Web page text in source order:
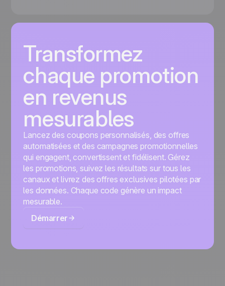
Transformez
chaque promotion
en revenus
mesurables
Lancez des coupons personnalisés, des offres
automatisées et des campagnes promotionnelles
qui engagent, convertissent et fidélisent. Gérez
les promotions, suivez les résultats sur tous les
canaux et livrez des offres exclusives pilotées par
les données. Chaque code génère un impact
mesurable.
Démarrer